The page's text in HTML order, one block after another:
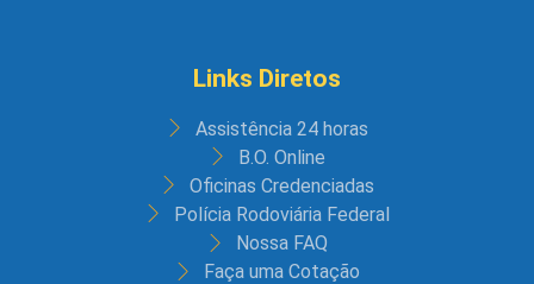
Links Diretos
Assistência 24 horas
B.O. Online
Oficinas Credenciadas
Polícia Rodoviária Federal
Nossa FAQ
Faça uma Cotação